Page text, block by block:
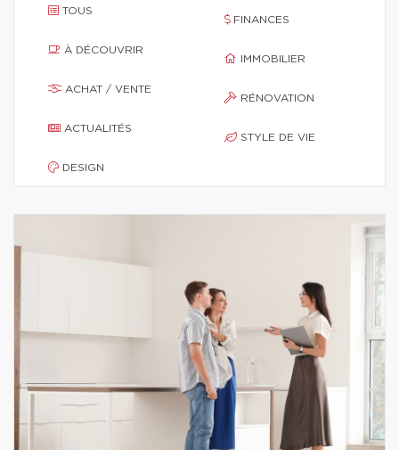
TOUS
À DÉCOUVRIR
ACHAT / VENTE
ACTUALITÉS
DESIGN
FINANCES
IMMOBILIER
RÉNOVATION
STYLE DE VIE